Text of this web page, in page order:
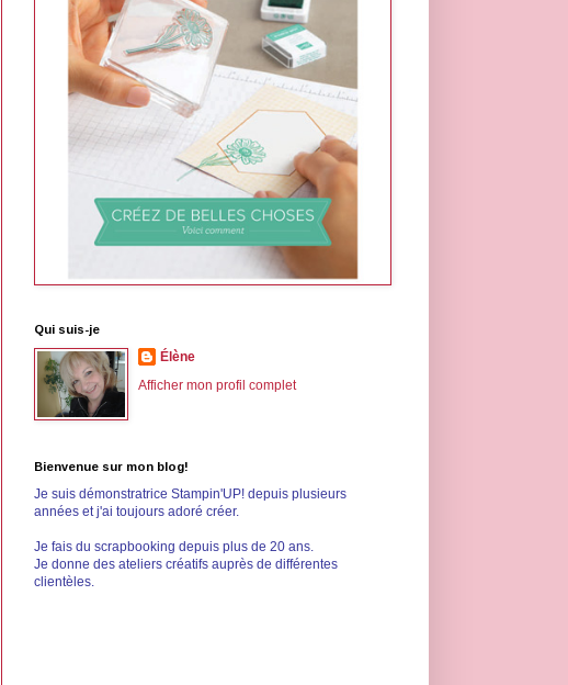
Qui suis-je
Élène
Afficher mon profil complet
Bienvenue sur mon blog!
Je suis démonstratrice Stampin'UP! depuis plusieurs
années et j'ai toujours adoré créer.
Je fais du scrapbooking depuis plus de 20 ans.
Je donne des ateliers créatifs auprès de différentes
clientèles.